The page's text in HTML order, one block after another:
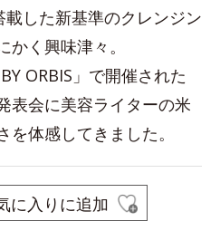
載した新基準のクレンジン
く興味津々。
ORBIS」で開催された
表会に美容ライターの米
体感してきました。
に入りに追加